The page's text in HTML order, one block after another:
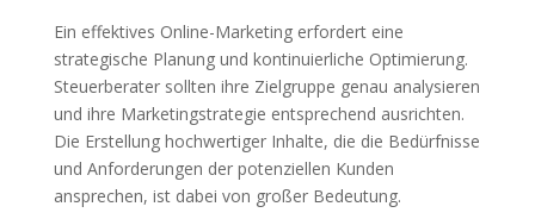
Ein effektives Online-Marketing erfordert eine
strategische Planung und kontinuierliche Optimierung.
Steuerberater sollten ihre Zielgruppe genau analysieren
und ihre Marketingstrategie entsprechend ausrichten.
Die Erstellung hochwertiger Inhalte, die die Bedürfnisse
und Anforderungen der potenziellen Kunden
ansprechen, ist dabei von großer Bedeutung.